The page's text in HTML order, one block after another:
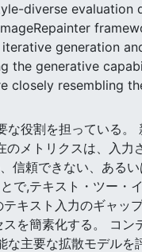
diverse evaluation
generation
the generative
closely resembling
役割を担っている。
メトリクスは、入力
信頼できない、ある
で,テキスト・ツー・
キスト入力のギャッ
を簡素化する。 コン
主要な拡散モデルを